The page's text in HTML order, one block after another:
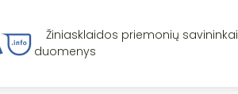
Žiniasklaidos priemonių savininkai
duomenys